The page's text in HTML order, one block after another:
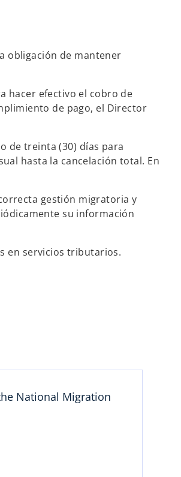
obligación de mantener
hacer efectivo el cobro de
de pago, el Director
de treinta (30) días para
hasta la cancelación total. En
gestión migratoria y
su información
en servicios tributarios.
National Migration